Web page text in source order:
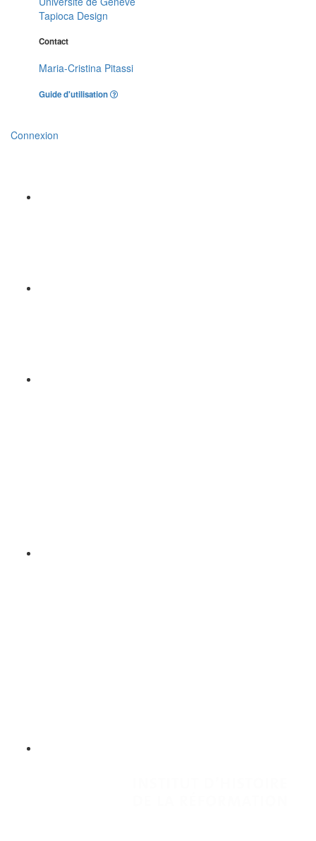
Tapioca Design
Contact
Maria-Cristina Pitassi
Guide d'utilisation
Connexion